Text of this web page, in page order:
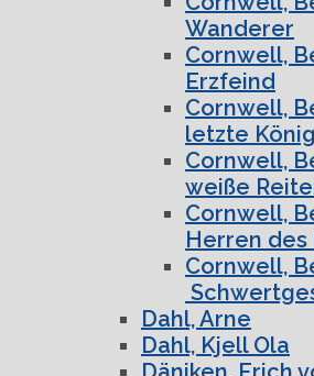
Wanderer
Cornwell,
Erzfeind
Cornwell,
letzte
Cornwell,
weiße
Cornwell,
Herren
Cornwell,
Dahl, Arne
Dahl, Kjell Ola